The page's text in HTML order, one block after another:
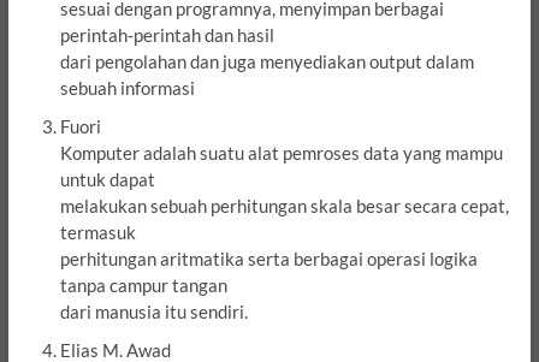
sesuai dengan programnya, menyimpan berbagai
perintah-perintah dan hasil
dari pengolahan dan juga menyediakan output dalam
sebuah informasi
Fuori
Komputer adalah suatu alat pemroses data yang mampu
untuk dapat
melakukan sebuah perhitungan skala besar secara cepat,
termasuk
perhitungan aritmatika serta berbagai operasi logika
tanpa campur tangan
dari manusia itu sendiri.
Elias M. Awad